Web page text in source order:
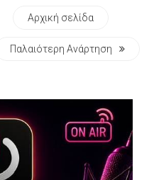
Αρχική σελίδα
Παλαιότερη Ανάρτηση